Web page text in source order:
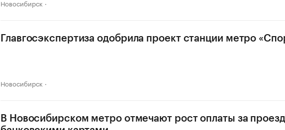
Новосибирск
Главгосэкспертиза одобрила проект станции метро
Новосибирск
В Новосибирском метро отмечают рост оплаты за проезд